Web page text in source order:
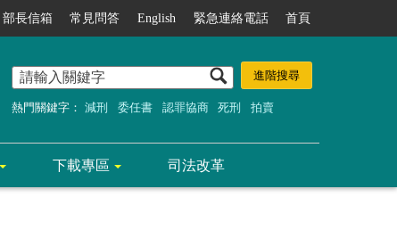
部長信箱 常見問答 English 緊急連絡電話 首頁
熱門關鍵字： 減刑 委任書 認罪協商 死刑 拍賣
下載專區 司法改革